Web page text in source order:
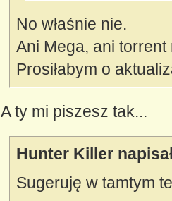
No właśnie nie.
Ani Mega, ani torrent
Prosiłabym o
A ty mi piszesz tak...
Hunter Killer
Sugeruję w tamtym